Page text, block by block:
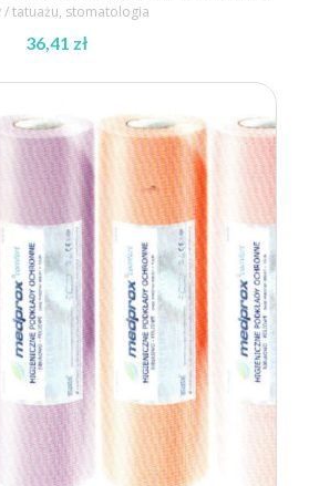
/ tatuażu, stomatologia
36,41 zł